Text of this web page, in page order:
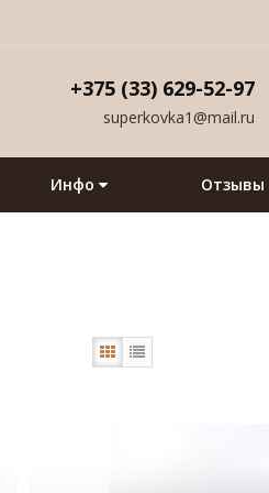
+375 (33) 629-52-97
superkovka1@mail.ru
Инфо Отзывы